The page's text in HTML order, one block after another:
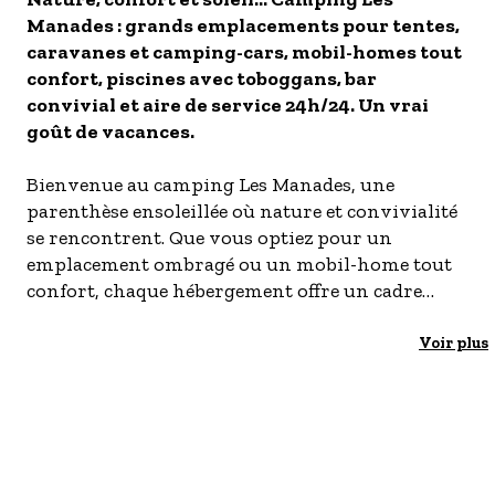
- Les établissements Accueil vélo
LES OFFRES MYPROVENCE
S'inscrire à nos newsletters
Manades : grands emplacements pour tentes,
caravanes et camping-cars, mobil-homes tout
confort, piscines avec toboggans, bar
convivial et aire de service 24h/24. Un vrai
goût de vacances.
Bienvenue au camping Les Manades, une
parenthèse ensoleillée où nature et convivialité
se rencontrent. Que vous optiez pour un
emplacement ombragé ou un mobil-home tout
confort, chaque hébergement offre un cadre
Voir plus